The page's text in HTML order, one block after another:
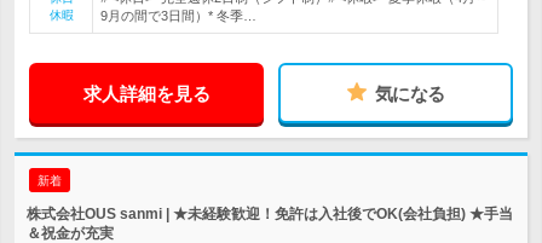
休暇
9月の間で3日間）* 冬季…
求人詳細を見る 気になる
新着
株式会社OUS sanmi | ★未経験歓迎！免許は入社後でOK(会社負担) ★手当
＆祝金が充実